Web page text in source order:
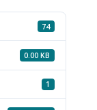
74
0.00 KB
1